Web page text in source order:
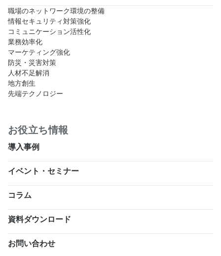
職場のネットワーク環境の整備
情報セキュリティ対策強化
コミュニケーション活性化
業務効率化
マーケティング強化
防災・災害対策
人材不足解消
地方創生
先端テクノロジー
お役立ち情報
導入事例
イベント・セミナー
コラム
資料ダウンロード
お問い合わせ